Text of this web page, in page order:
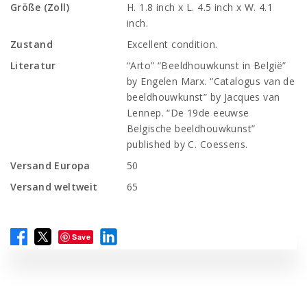
Größe (Zoll)
H. 1.8 inch x L. 4.5 inch x W. 4.1
inch.
Zustand
Excellent condition.
Literatur
“Arto” “Beeldhouwkunst in België”
by Engelen Marx. “Catalogus van de
beeldhouwkunst” by Jacques van
Lennep. “De 19de eeuwse
Belgische beeldhouwkunst”
published by C. Coessens.
Versand Europa
50
Versand weltweit
65
Save